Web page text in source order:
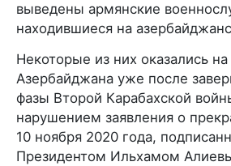
выведены армянские
находившиеся на
Некоторые из них оказались
Азербайджана уже после
фазы Второй Карабахской
нарушением заявления о
10 ноября 2020 года,
Президентом Ильхамом